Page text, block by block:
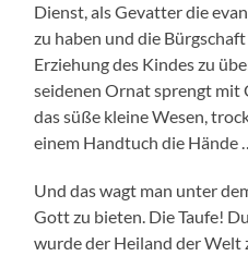
Dienst, als Gevatter die
zu haben und die
Erziehung des Kindes zu
seidenen Ornat sprengt mit
das süße kleine Wesen,
einem Handtuch die Hände
Und das wagt man unter
Gott zu bieten. Die Taufe!
wurde der Heiland der Welt